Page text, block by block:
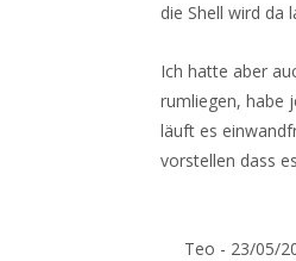
die Shell wird da
Ich hatte aber
rumliegen, habe
läuft es
vorstellen dass
Teo - 23/05/